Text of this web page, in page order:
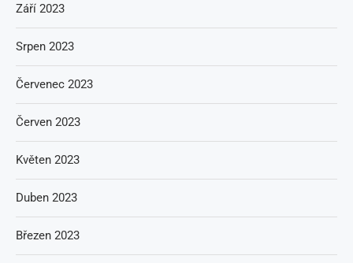
Září 2023
Srpen 2023
Červenec 2023
Červen 2023
Květen 2023
Duben 2023
Březen 2023